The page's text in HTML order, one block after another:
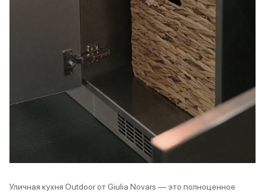
Уличная кухня Outdoor от Giulia Novars — это полноценное